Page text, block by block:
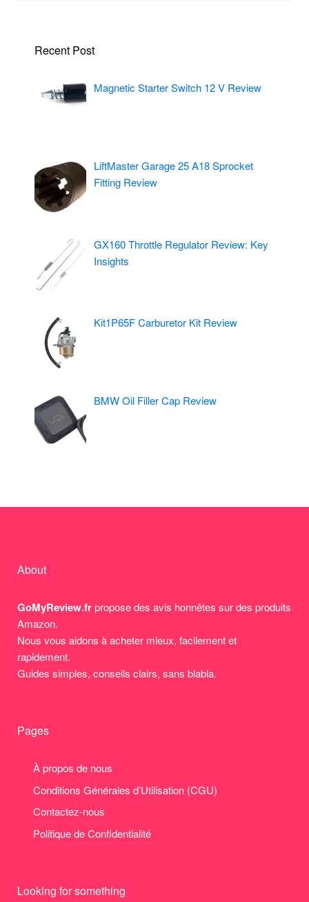
Recent Post
Magnetic Starter Switch 12 V Review
LiftMaster Garage 25 A18 Sprocket
Fitting Review
GX160 Throttle Regulator Review: Key
Insights
Kit1P65F Carburetor Kit Review
BMW Oil Filler Cap Review
About
GoMyReview.frpropose des avis honnêtes sur des produits
Amazon.
Nous vous aidons à acheter mieux, facilement et
rapidement.
Guides simples, conseils clairs, sans blabla.
Pages
À propos de nous
Conditions Générales d’Utilisation (CGU)
Contactez-nous
Politique de Confidentialité
Looking for something